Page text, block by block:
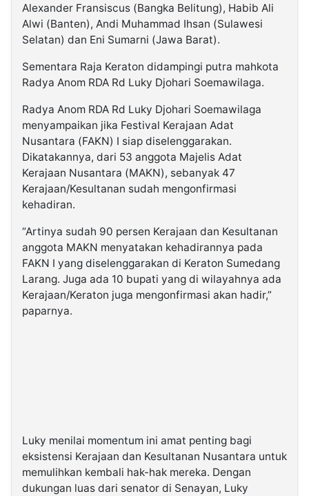
Alexander Fransiscus (Bangka Belitung), Habib Ali
Alwi (Banten), Andi Muhammad Ihsan (Sulawesi
Selatan) dan Eni Sumarni (Jawa Barat).
Sementara Raja Keraton didampingi putra mahkota
Radya Anom RDA Rd Luky Djohari Soemawilaga.
Radya Anom RDA Rd Luky Djohari Soemawilaga
menyampaikan jika Festival Kerajaan Adat
Nusantara (FAKN) I siap diselenggarakan.
Dikatakannya, dari 53 anggota Majelis Adat
Kerajaan Nusantara (MAKN), sebanyak 47
Kerajaan/Kesultanan sudah mengonfirmasi
kehadiran.
“Artinya sudah 90 persen Kerajaan dan Kesultanan
anggota MAKN menyatakan kehadirannya pada
FAKN I yang diselenggarakan di Keraton Sumedang
Larang. Juga ada 10 bupati yang di wilayahnya ada
Kerajaan/Keraton juga mengonfirmasi akan hadir,”
paparnya.
Luky menilai momentum ini amat penting bagi
eksistensi Kerajaan dan Kesultanan Nusantara untuk
memulihkan kembali hak-hak mereka. Dengan
dukungan luas dari senator di Senayan, Luky